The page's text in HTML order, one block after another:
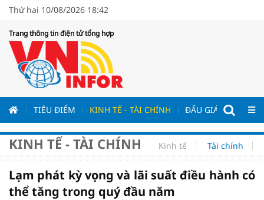
Thứ hai 10/08/2026 18:42
Trang thông tin điện tử tổng hợp
TIÊU ĐIỂM KINH TẾ - TÀI CHÍNH ĐẤU GIÁ - ĐẤU
KINH TẾ - TÀI CHÍNH Kinh tế Tài chính
Lạm phát kỳ vọng và lãi suất điều hành có
thể tăng trong quý đầu năm